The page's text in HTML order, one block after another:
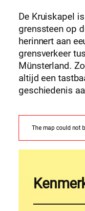
De Kruiskapel
grenssteen op
herinnert aan
grensverkeer
Münsterland.
altijd een
geschiedenis
The map could not